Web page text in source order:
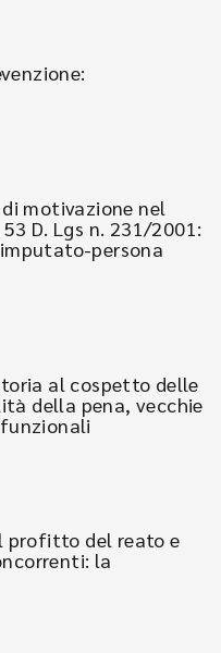
motivazione nel
D. Lgs n. 231/2001:
persona
al cospetto delle
della pena, vecchie
profitto del reato e
la